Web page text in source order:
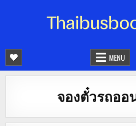
จองตั๋วรถออนไลน์ 24 ชั่วโม
MENU
จองตั๋วรถออ